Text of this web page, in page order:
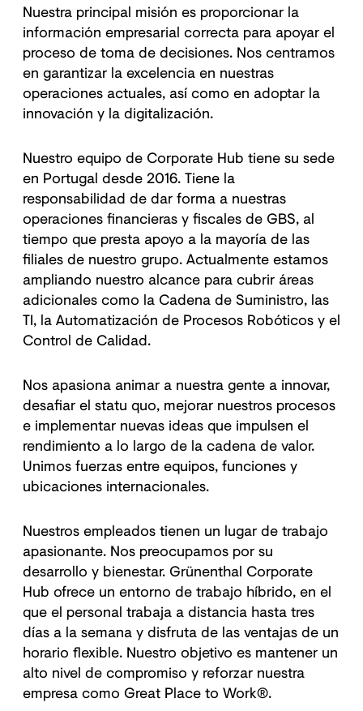
Nuestra principal misión es proporcionar la
información empresarial correcta para apoyar el
proceso de toma de decisiones. Nos centramos
en garantizar la excelencia en nuestras
operaciones actuales, así como en adoptar la
innovación y la digitalización.
Nuestro equipo de Corporate Hub tiene su sede
en Portugal desde 2016. Tiene la
responsabilidad de dar forma a nuestras
operaciones financieras y fiscales de GBS, al
tiempo que presta apoyo a la mayoría de las
filiales de nuestro grupo. Actualmente estamos
ampliando nuestro alcance para cubrir áreas
adicionales como la Cadena de Suministro, las
TI, la Automatización de Procesos Robóticos y el
Control de Calidad.
Nos apasiona animar a nuestra gente a innovar,
desafiar el statu quo, mejorar nuestros procesos
e implementar nuevas ideas que impulsen el
rendimiento a lo largo de la cadena de valor.
Unimos fuerzas entre equipos, funciones y
ubicaciones internacionales.
Nuestros empleados tienen un lugar de trabajo
apasionante. Nos preocupamos por su
desarrollo y bienestar. Grünenthal Corporate
Hub ofrece un entorno de trabajo híbrido, en el
que el personal trabaja a distancia hasta tres
días a la semana y disfruta de las ventajas de un
horario flexible. Nuestro objetivo es mantener un
alto nivel de compromiso y reforzar nuestra
empresa como Great Place to Work®.